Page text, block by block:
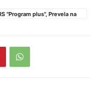
"Program plus", Prevela na